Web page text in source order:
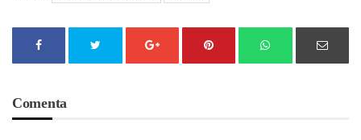
Comenta